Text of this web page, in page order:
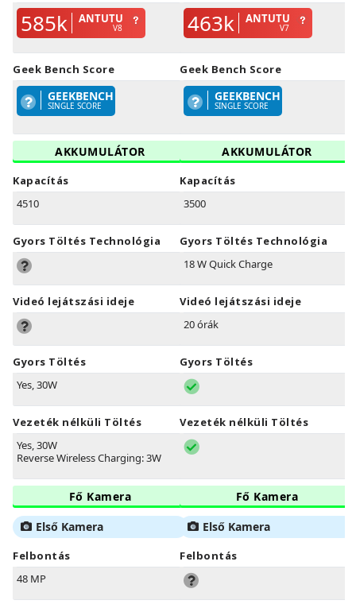
585k ANTUTU
V8
Geek Bench Score
GEEKBENCH
SINGLE SCORE
AKKUMULÁTOR
Kapacítás
4510
Gyors Töltés Technológia
Videó lejátszási ideje
Gyors Töltés
Yes, 30W
Vezeték nélküli Töltés
Yes, 30W
Reverse Wireless Charging: 3W
Fő Kamera
Első Kamera
Felbontás
48 MP
463k ANTUTU
V7
Geek Bench Score
GEEKBENCH
SINGLE SCORE
AKKUMULÁTOR
Kapacítás
3500
Gyors Töltés Technológia
18 W Quick Charge
Videó lejátszási ideje
20 órák
Gyors Töltés
Vezeték nélküli Töltés
Fő Kamera
Első Kamera
Felbontás